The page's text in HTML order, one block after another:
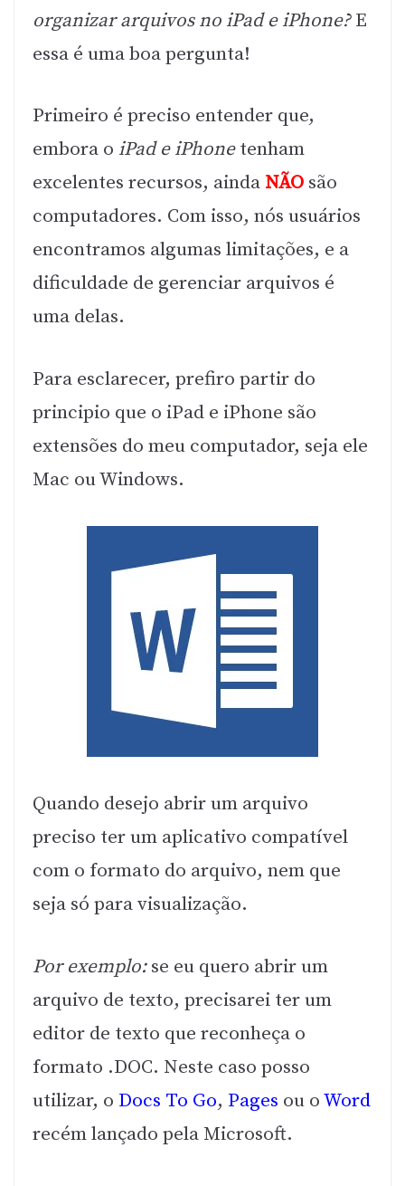
organizar arquivos no iPad e iPhone?E
essa é uma boa pergunta!
Primeiro é preciso entender que,
embora o iPad e iPhonetenham
excelentes recursos, ainda NÃO são
computadores. Com isso, nós usuários
encontramos algumas limitações, e a
dificuldade de gerenciar arquivos é
uma delas.
Para esclarecer, prefiro partir do
principio que o iPad e iPhone são
extensões do meu computador, seja ele
Mac ou Windows.
Quando desejo abrir um arquivo
preciso ter um aplicativo compatível
com o formato do arquivo, nem que
seja só para visualização.
Por exemplo:se eu quero abrir um
arquivo de texto, precisarei ter um
editor de texto que reconheça o
formato .DOC. Neste caso posso
utilizar, o Docs To Go, Pages ou oWord
recém lançado pela Microsoft.